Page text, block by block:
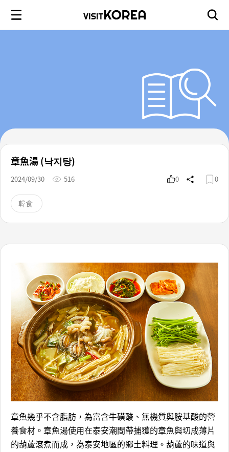
章魚湯 (낙지탕)
2024/09/30 516 0 0
韓食
章魚幾乎不含脂肪，為富含牛磺酸、無機質與胺基酸的營
養食材。章魚湯使用在泰安潮間帶捕獲的章魚與切成薄片
的葫蘆滾煮而成，為泰安地區的鄉土料理。葫蘆的味道與